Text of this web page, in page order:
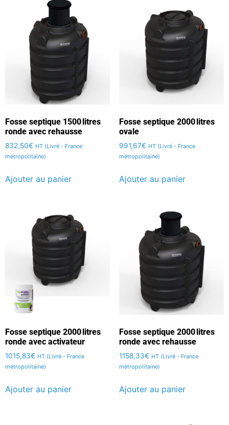
Fosse septique 1500 litres
ronde avec rehausse
832,50€ HT (Livré - France
métropolitaine)
Ajouter au panier
Fosse septique 2000 litres
ovale
991,67€ HT (Livré - France
métropolitaine)
Ajouter au panier
Fosse septique 2000 litres
ronde avec activateur
1015,83€ HT (Livré - France
métropolitaine)
Ajouter au panier
Fosse septique 2000 litres
ronde avec rehausse
1158,33€ HT (Livré - France
métropolitaine)
Ajouter au panier